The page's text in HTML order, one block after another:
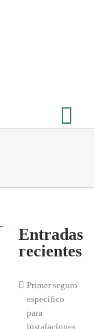
Entradas
recientes
Primer seguro
específico
para
instalaciones